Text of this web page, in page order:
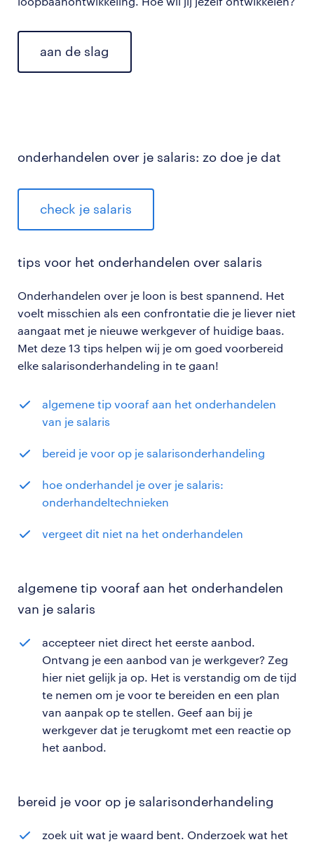
aan de slag
onderhandelen over je salaris: zo doe je dat
check je salaris
tips voor het onderhandelen over salaris
Onderhandelen over je loon is best spannend. Het
voelt misschien als een confrontatie die je liever niet
aangaat met je nieuwe werkgever of huidige baas.
Met deze 13 tips helpen wij je om goed voorbereid
elke salarisonderhandeling in te gaan!
algemene tip vooraf aan het onderhandelen
van je salaris
bereid je voor op je salarisonderhandeling
hoe onderhandel je over je salaris:
onderhandeltechnieken
vergeet dit niet na het onderhandelen
algemene tip vooraf aan het onderhandelen
van je salaris
accepteer niet direct het eerste aanbod.
Ontvang je een aanbod van je werkgever? Zeg
hier niet gelijk ja op. Het is verstandig om de tijd
te nemen om je voor te bereiden en een plan
van aanpak op te stellen. Geef aan bij je
werkgever dat je terugkomt met een reactie op
het aanbod.
bereid je voor op je salarisonderhandeling
zoek uit wat je waard bent. Onderzoek wat het